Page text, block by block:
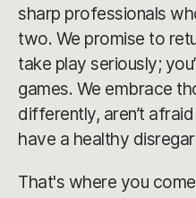
sharp professionals
two. We promise to
take play seriously;
games. We embrace
differently, aren’t
have a healthy
That's where you come